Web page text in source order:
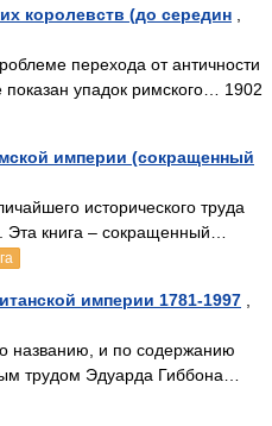
королевств (до середин
перехода от античности
показан упадок римского… 1902
империи (сокращенный
исторического труда
Эта книга – сокращенный…
империи 1781-1997
названию, и по содержанию
трудом Эдуарда Гиббона…